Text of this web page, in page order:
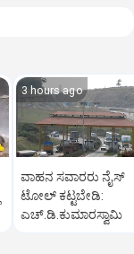
3 hours ago
ವಾಹನ ಸವಾರರು ನೈಸ್‌
ಟೋಲ್‌ ಕಟ್ಟಬೇಡಿ:
ಎಚ್‌.ಡಿ.ಕುಮಾರಸ್ವಾಮಿ